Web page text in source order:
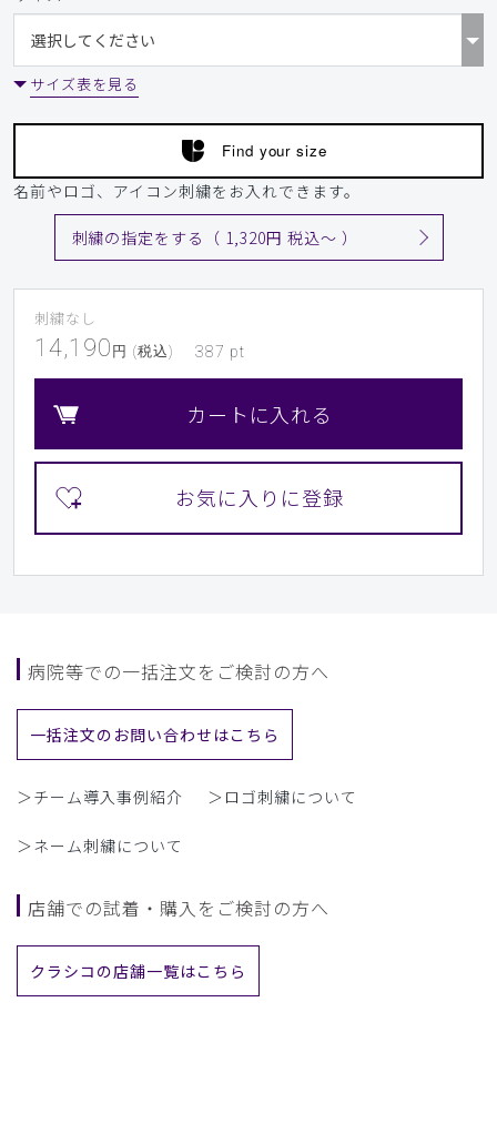
サイズ表を見る
Find your size
名前やロゴ、アイコン刺繍をお入れできます。
刺繍の指定をする（ 1,320円 税込〜 ）
刺繍なし
14,190 円 (税込) 387 pt
カートに入れる
病院等での一括注文をご検討の方へ
一括注文のお問い合わせはこちら
＞チーム導入事例紹介 ＞ロゴ刺繍について
＞ネーム刺繍について
店舗での試着・購入をご検討の方へ
クラシコの店舗一覧はこちら